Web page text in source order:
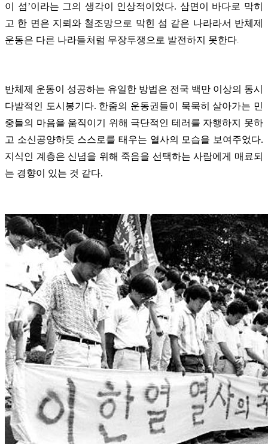
이 섬’이라는 그의 생각이 인상적이었다. 삼면이 바다로 막히
고 한 면은 지뢰와 철조망으로 막힌 섬 같은 나라라서 반체제
운동은 다른 나라들처럼 무장투쟁으로 발전하지 못한다
반체제 운동이 성공하는 유일한 방법은 전국 백만 이상의 동시
다발적인 도시봉기다. 한줌의 운동권들이 묵묵히 살아가는 민
중들의 마음을 움직이기 위해 극단적인 테러를 자행하지 못하
고 소신공양하듯 스스로를 태우는 열사의 모습을 보여주었다.
지식인 계층은 신념을 위해 죽음을 선택하는 사람에게 매료되
는 경향이 있는 것 같다.